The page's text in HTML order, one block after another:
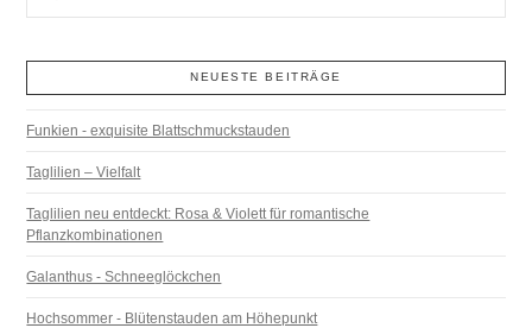
NEUESTE BEITRÄGE
Funkien - exquisite Blattschmuckstauden
Taglilien – Vielfalt
Taglilien neu entdeckt: Rosa & Violett für romantische
Pflanzkombinationen
Galanthus - Schneeglöckchen
Hochsommer - Blütenstauden am Höhepunkt